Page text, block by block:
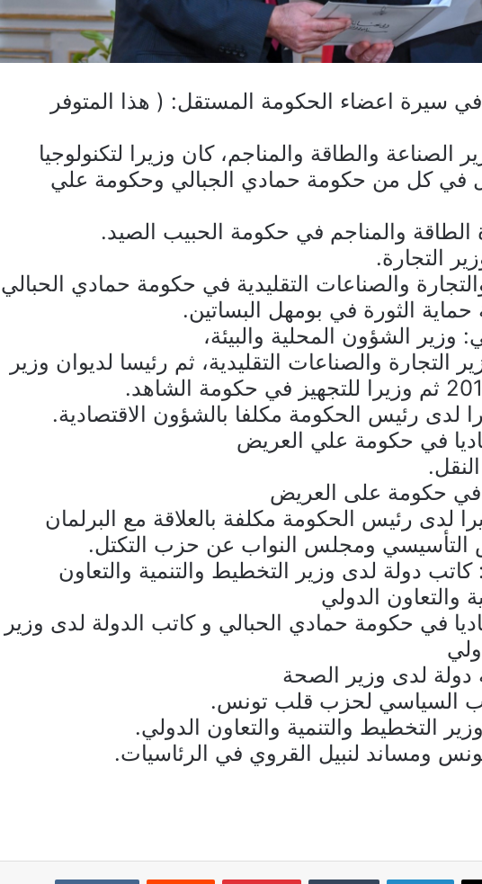
في سيرة اعضاء الحكومة المستقل: ( هذا المتوفر
والطاقة والمناجم، كان وزيرا لتكنولوجيا
في كل من حكومة حمادي الجبالي وحكومة علي
والمناجم في حكومة الحبيب الصيد.
التجارة.
والصناعات التقليدية في حكومة حمادي الحبالي
الثورة في بومهل البساتين.
وزير الشؤون المحلية والبيئة،
التجارة والصناعات التقليدية، ثم رئيسا لديوان وزير
لدى رئيس الحكومة مكلفا بالشؤون الاقتصادية.
في حكومة علي العريض
في حكومة على العريض
لدى رئيس الحكومة مكلفة بالعلاقة مع البرلمان
ومجلس النواب عن حزب التكتل.
كاتب دولة لدى وزير التخطيط والتنمية والتعاون
والتعاون الدولي
في حكومة حمادي الحبالي و كاتب الدولة لدى وزير
دولة لدى وزير الصحة
السياسي لحزب قلب تونس.
التخطيط والتنمية والتعاون الدولي.
ومساند لنبيل القروي في الرئاسيات.